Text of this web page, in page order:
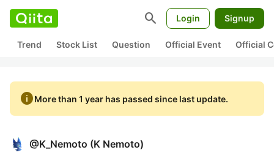
search Login Signup
Trend Stock List Question Official Event Official
infoMore than 1 year has passed since last update.
@K_Nemoto (K Nemoto)